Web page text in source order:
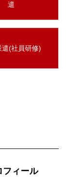
遣
遣(社員研修)
フィール